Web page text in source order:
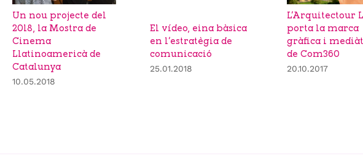
Un nou projecte del
2018, la Mostra de
Cinema
Llatinoamericà de
Catalunya
10.05.2018
El vídeo, eina bàsica
en l’estratègia de
comunicació
25.01.2018
L’Arquitectour
porta la marca
gràfica i
de Com360
20.10.2017